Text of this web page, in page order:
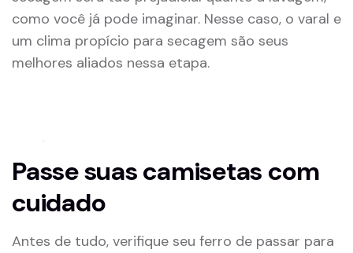
como você já pode imaginar. Nesse caso, o varal e
um clima propício para secagem são seus
melhores aliados nessa etapa.
Passe suas camisetas com
cuidado
Antes de tudo, verifique seu ferro de passar para